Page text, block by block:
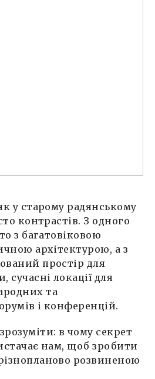
у старому радянському
контрастів. З одного
з багатовіковою
архітектурою, а з
простір для
сучасні локації для
та
і конференцій.
в чому секрет
нам, щоб зробити
розвиненою